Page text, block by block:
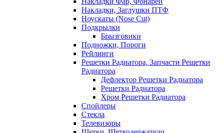
Накладки, Заглушки ПТФ
Ноускаты (Nose Cut)
Подкрылки
Брызговики
Подножки, Пороги
Рейлинги
Решетки Радиатора, Запчасти Решетки
Радиатора
Дефлектор Решетки Радиатора
Решетки Радиатора
Хром Решетки Радиатора
Спойлеры
Стекла
Телевизоры